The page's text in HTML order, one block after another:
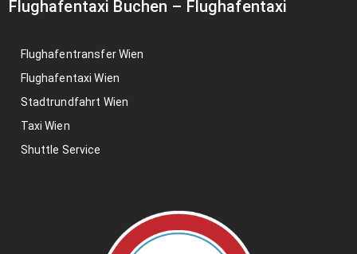
Flughafentaxi Buchen – Flughafentaxi
Flughafentransfer Wien
Flughafentaxi Wien
Stadtrundfahrt Wien
Taxi Wien
Shuttle Service